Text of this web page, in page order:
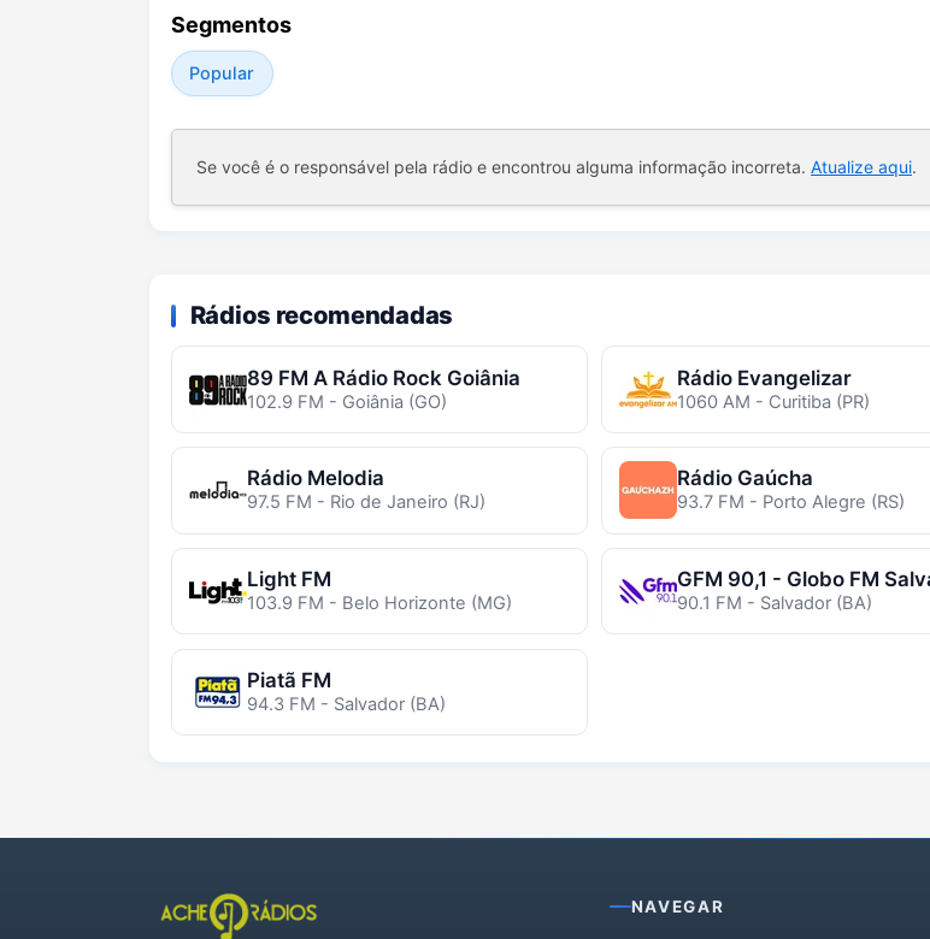
Segmentos
Popular
Se você é o responsável pela rádio e encontrou alguma informação incorreta. Atualize aqui.
Rádios recomendadas
89 FM A Rádio Rock Goiânia
102.9 FM - Goiânia (GO)
Rádio Evangelizar
1060 AM - Curitiba (PR)
Rádio Melodia
97.5 FM - Rio de Janeiro (RJ)
Rádio Gaúcha
93.7 FM - Porto Alegre (RS)
Light FM
103.9 FM - Belo Horizonte (MG)
GFM 90,1 - Globo FM
90.1 FM - Salvador (BA)
Piatã FM
94.3 FM - Salvador (BA)
NAVEGAR